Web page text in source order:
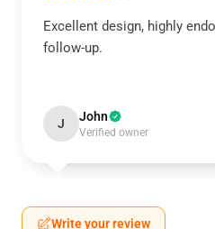
Excellent design, highly
follow-up.
J John
Verified owner
Write your review